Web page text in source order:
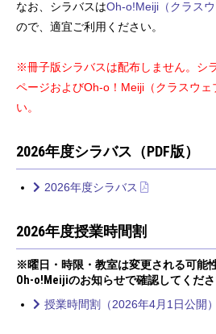
なお、シラバスはOh-o!Meiji（クラスウ
ので、適宜ご利用ください。
※冊子版シラバスは配布しません。シ
ページおよびOh-o！Meiji（クラスウェ
い。
2026年度シラバス（PDF版）
2026年度シラバス
2026年度授業時間割
※曜日・時限・教室は変更される可能
Oh-o!Meijiのお知らせで確認してくださ
授業時間割（2026年4月1日公開）